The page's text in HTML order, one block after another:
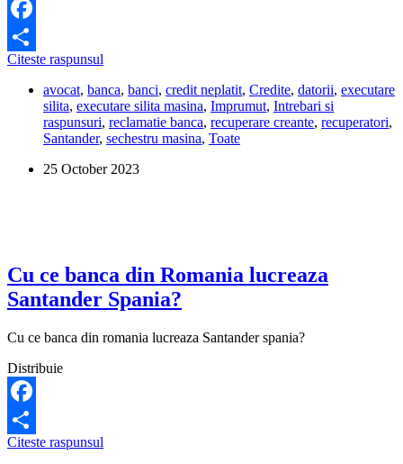
Facebook
Share
Citeste raspunsul
sa
patesc
daca
nu
creditul
avocat, banca, banci, credit neplatit, Credite, datorii, executare
silita, executare silita masina, Imprumut, Intrebari si
raspunsuri, reclamatie banca, recuperare creante, recuperatori,
Santander, sechestru masina, Toate
25 October 2023
Cu ce banca din Romania lucreaza
Santander Spania?
Cu ce banca din romania lucreaza Santander spania?
Distribuie
Facebook
Share
Citeste raspunsul